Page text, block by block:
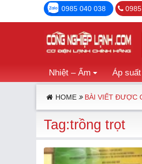
0985 040 038
Nhiệt – Ẩm Áp suất
HOME BÀI VIẾT ĐƯỢC
Tag:trồng trọt